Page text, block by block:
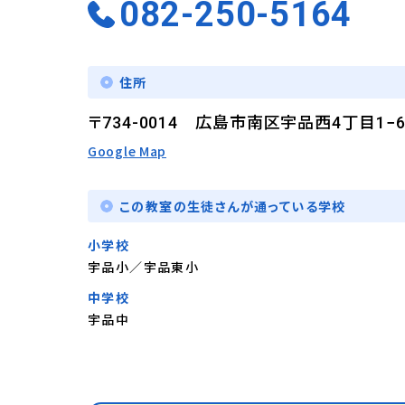
082-250-5164
住所
〒734-0014 広島市南区宇品西4丁目
Google Map
この教室の生徒さんが通っている学校
小学校
宇品小／宇品東小
中学校
宇品中